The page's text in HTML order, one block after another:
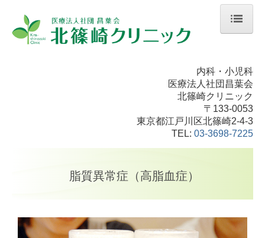
ホーム
高血圧
内科・小児科
医療法人社団昌葉会
北篠崎クリニック
〒133-0053
東京都江戸川区北篠崎2-4-3
TEL: 03-3698-7225
脂質異常症（高脂血症）